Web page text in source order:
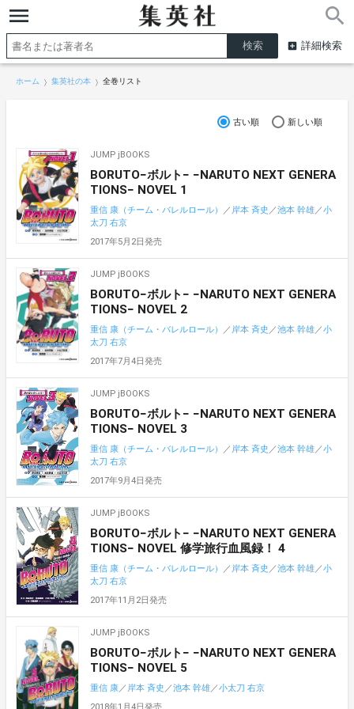
詳細検索
ホーム 集英社の本 全巻リスト
古い順 新しい順
JUMP jBOOKS
BORUTO−ボルト− −NARUTO NEXT GENERA
TIONS− NOVEL 1
重信 康（チーム・バレルロール） ／ 岸本 斉史 ／池本 幹雄／小
太刀 右京
2017年5月2日発売
JUMP jBOOKS
BORUTO−ボルト− −NARUTO NEXT GENERA
TIONS− NOVEL 2
重信 康（チーム・バレルロール） ／ 岸本 斉史 ／池本 幹雄／小
太刀 右京
2017年7月4日発売
JUMP jBOOKS
BORUTO−ボルト− −NARUTO NEXT GENERA
TIONS− NOVEL 3
重信 康（チーム・バレルロール） ／ 岸本 斉史 ／池本 幹雄／小
太刀 右京
2017年9月4日発売
JUMP jBOOKS
BORUTO−ボルト− −NARUTO NEXT GENERA
TIONS− NOVEL 修学旅行血風録！ 4
重信 康（チーム・バレルロール） ／ 岸本 斉史 ／池本 幹雄／小
太刀 右京
2017年11月2日発売
JUMP jBOOKS
BORUTO−ボルト− −NARUTO NEXT GENERA
TIONS− NOVEL 5
重信 康／ 岸本 斉史 ／池本 幹雄／小太刀 右京